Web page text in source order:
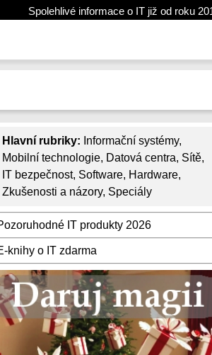
Spolehlivé informace o IT již od roku
Hlavní rubriky: Informační systémy,
Mobilní technologie, Datová centra, Sítě,
IT bezpečnost, Software, Hardware,
Zkušenosti a názory, Speciály
IT produkty 2026
knihy o IT zdarma